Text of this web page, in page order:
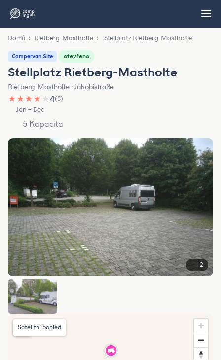
Domů › Rietberg-Mastholte › Stellplatz Rietberg-Mastholte
Campervan Site otevřeno
Stellplatz Rietberg-Mastholte
Rietberg-Mastholte · Jakobistraße
★ ★ ★ ★ ★4(5)
Jan – Dec
5 Kapacita
2
Satelitní pohled